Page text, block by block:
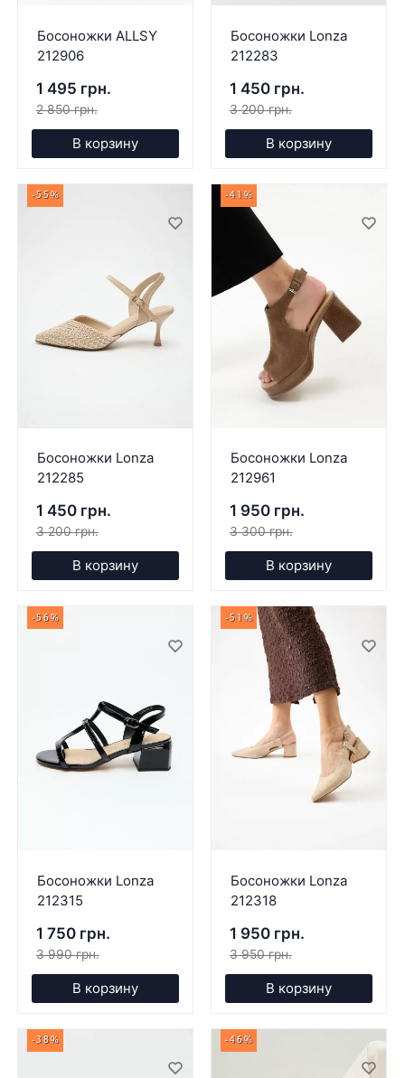
Босоножки ALLSY
212906
1 495 грн.
2 850 грн.
В корзину
Босоножки Lonza
212283
1 450 грн.
3 200 грн.
В корзину
-55%
Босоножки Lonza
212285
1 450 грн.
3 200 грн.
В корзину
-41%
Босоножки Lonza
212961
1 950 грн.
3 300 грн.
В корзину
-56%
Босоножки Lonza
212315
1 750 грн.
3 990 грн.
В корзину
-51%
Босоножки Lonza
212318
1 950 грн.
3 950 грн.
В корзину
-38% -46%